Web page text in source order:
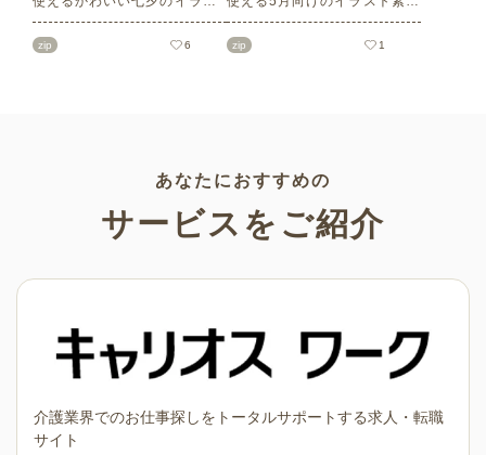
ト素材をご紹介します。短冊
の印刷用テンプレート、飾り
zip 6
を多数ご紹介します。商用フ
リーの可愛くておしゃれなイ
なシーンでご活用ください！
zip 1
あなたにおすすめの
サービスをご紹介
介護業界でのお仕事探しをトータルサポートする求人・転職
サイト